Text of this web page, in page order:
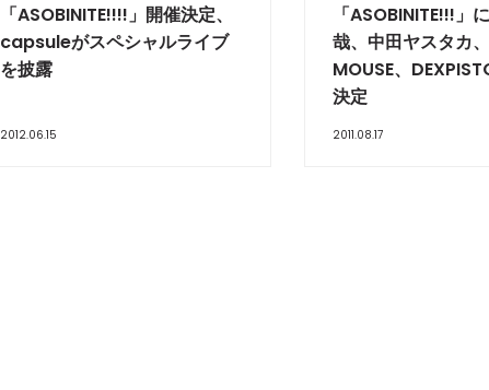
「ASOBINITE!!!!」開催決定、
capsuleがスペシャルライブ
を披露
2012.06.15
「ASOBINITE!!!」
哉、中田ヤスタカ
MOUSE、
決定
2011.08.17